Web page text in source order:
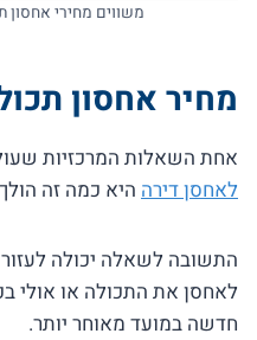
משווים מחירי אחסון
מחיר אחסון
אחת השאלות המרכזיות
לאחסן דירה היא כמה זה
התשובה לשאלה יכולה
לאחסן את התכולה או אולי
חדשה במועד מאוחר יותר.